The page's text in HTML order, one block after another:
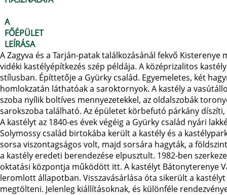
A
FŐÉPÜLET
LEÍRÁSA
A Zagyva és a Tarján-patak találkozásánál fekvő
vidéki kastélyépítkezés szép példája. A középrizalitos
stílusban. Építtetője a Gyürky család. Egyemeletes, két
homlokzatán láthatóak a saroktornyok. A kastély a
szoba nyílik boltíves mennyezetekkel, az oldalszobák
sarokszoba található. Az épületet körbefutó párkány
A kastélyt az 1840-es évek végéig a Gyürky család nyári
Solymossy család birtokába került a kastély és a
sorsa viszontagságos volt, majd sorsára hagyták, a
a kastély eredeti berendezése elpusztult. 1982-ben
oktatási központja működött itt. A kastélyt Bátonyterenye
leromlott állapotban. Visszavásárlása óta sikerült a
megtölteni. Jelenleg kiállításoknak, és különféle